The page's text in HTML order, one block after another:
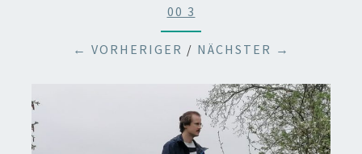
00 3
← VORHERIGER / NÄCHSTER →